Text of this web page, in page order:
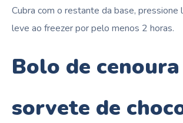
Cubra com o restante da base, pressione
leve ao freezer por pelo menos 2 horas.
Bolo de
sorvete de